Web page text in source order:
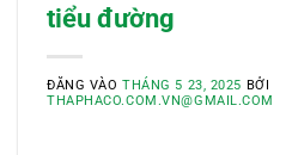
tiểu đường
ĐĂNG VÀOTHÁNG 5 23, 2025 BỞI
THAPHACO.COM.VN@GMAIL.COM